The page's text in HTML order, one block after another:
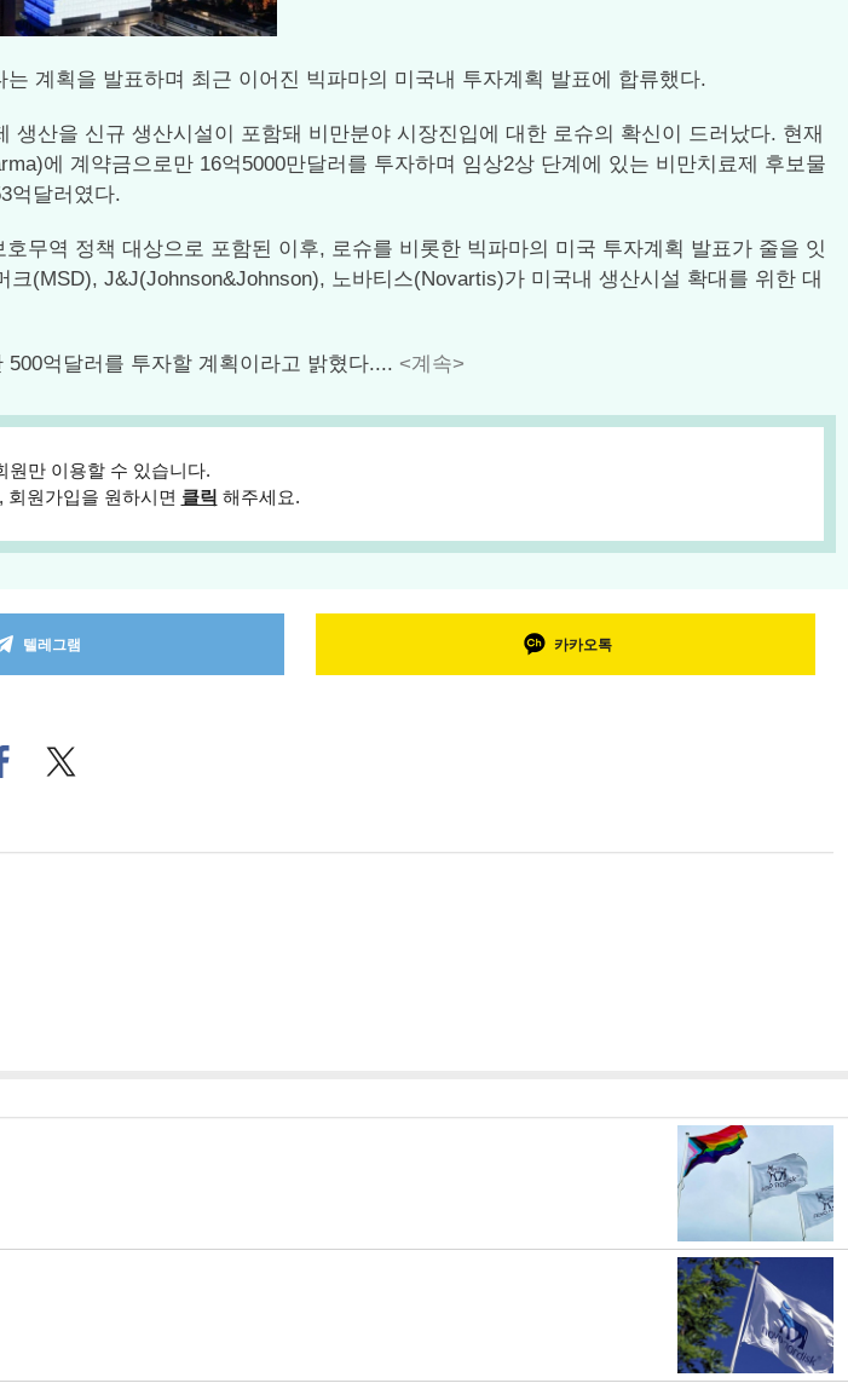
계획을 발표하며 최근 이어진 빅파마의 미국내 투자계획 발표에 합류했다.
산을 신규 생산시설이 포함돼 비만분야 시장진입에 대한 로슈의 확신이 드러났다. 현재
에 계약금으로만 16억5000만달러를 투자하며 임상2상 단계에 있는 비만치료제 후보물
억달러였다.
무역 정책 대상으로 포함된 이후, 로슈를 비롯한 빅파마의 미국 투자계획 발표가 줄을 잇
(MSD), J&J(Johnson&Johnson), 노바티스(Novartis)가 미국내 생산시설 확대를 위한 대
억달러를 투자할 계획이라고 밝혔다.... <계속>
원만 이용할 수 있습니다.
회원가입을 원하시면 클릭 해주세요.
텔레그램 카카오톡
트위
터로